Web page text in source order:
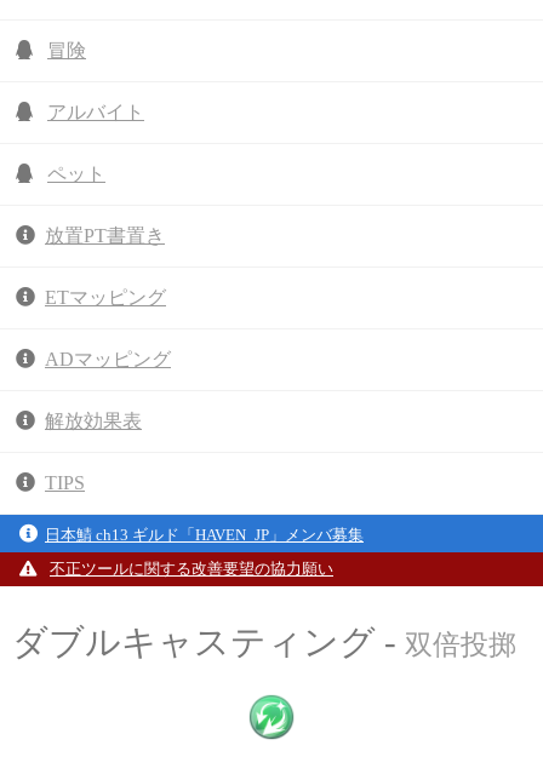
冒険
アルバイト
ペット
放置PT書置き
ETマッピング
ADマッピング
解放効果表
TIPS
日本鯖 ch13 ギルド「HAVEN_JP」メンバ募集
不正ツールに関する改善要望の協力願い
ダブルキャスティング - 双倍投掷